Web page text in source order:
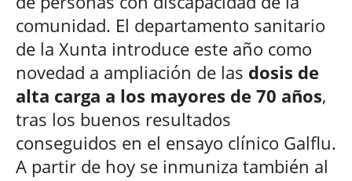
comunidad. El departamento sanitario
de la Xunta introduce este año como
novedad a ampliación de las dosis de
alta carga a los mayores de 70 años,
tras los buenos resultados
conseguidos en el ensayo clínico Galflu.
A partir de hoy se inmuniza también al